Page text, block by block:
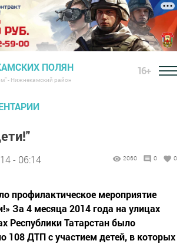
ПОЛЯН
- Нижнекамский район
16+
- 06:14 2060 0 0
профилактическое мероприятие
За 4 месяца 2014 года на улицах
Республики Татарстан было
108 ДТП с участием детей, в которых